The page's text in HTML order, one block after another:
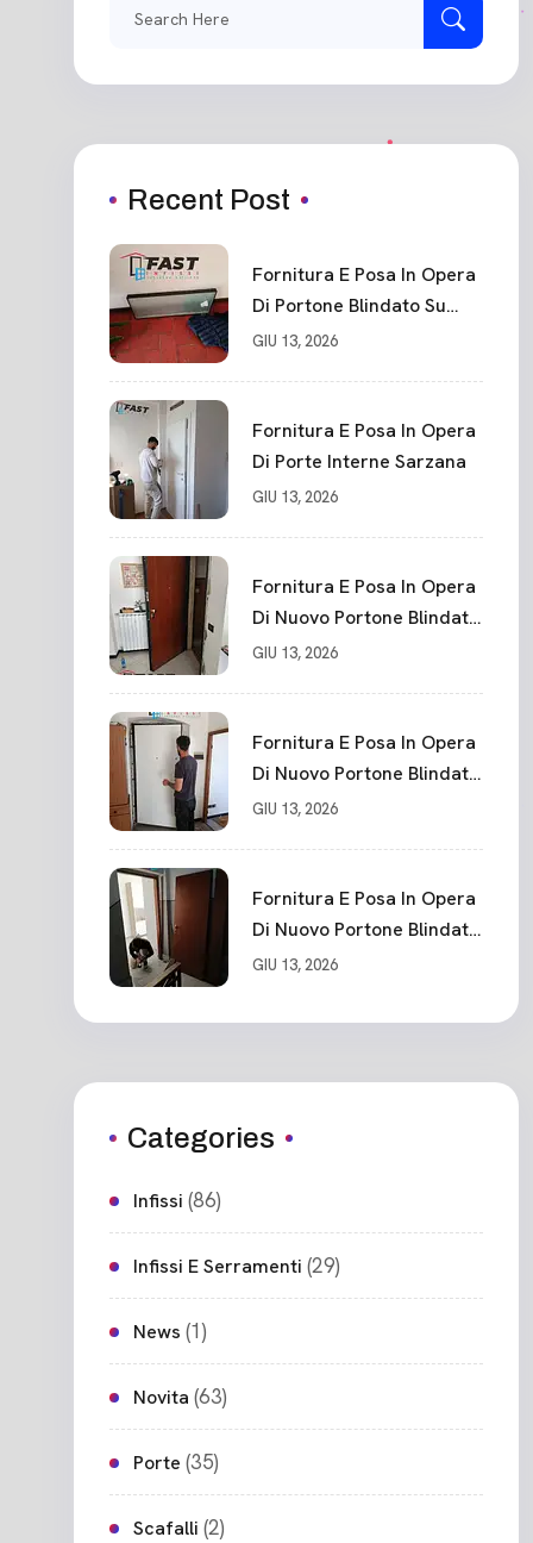
Recent Post
Fornitura E Posa In Opera
Di Portone Blindato Su
Misura In PVC, Panello
Punti La Spezia
GIU 13, 2026
Fornitura E Posa In Opera
Di Porte Interne Sarzana
GIU 13, 2026
Fornitura E Posa In Opera
Di Nuovo Portone Blindato
La Spezia
GIU 13, 2026
Fornitura E Posa In Opera
Di Nuovo Portone Blindato
Classe 3 Sicurezza
GIU 13, 2026
Fornitura E Posa In Opera
Di Nuovo Portone Blindato
Ceparana
GIU 13, 2026
Categories
Infissi (86)
Infissi E Serramenti (29)
News (1)
Novita (63)
Porte (35)
Scafalli (2)